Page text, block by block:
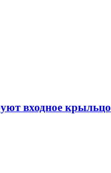
входное крыльцо